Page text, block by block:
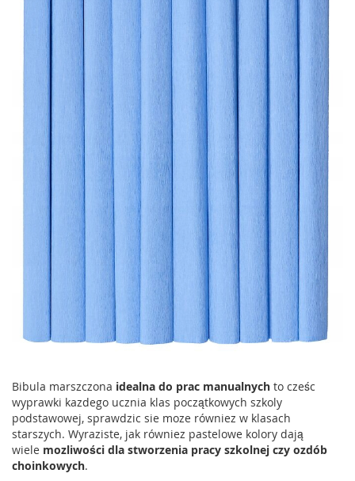
Bibula marszczona idealna do prac manualnych to cześc
wyprawki kazdego ucznia klas początkowych szkoly
podstawowej, sprawdzic sie moze równiez w klasach
starszych. Wyraziste, jak równiez pastelowe kolory dają
wiele mozliwości dla stworzenia pracy szkolnej czy ozdób
choinkowych.